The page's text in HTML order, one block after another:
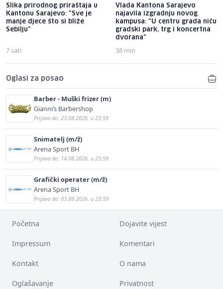
Slika prirodnog priraštaja u
Kantonu Sarajevo: "Sve je
manje djece što si bliže
Sebilju"
7 sati
Vlada Kantona Sarajevo
najavila izgradnju novog
kampusa: "U centru grada niču
gradski park, trg i koncertna
dvorana"
38 min
Oglasi za posao
Barber - Muški frizer (m)
Gianni’s Barbershop
Prijava do: 23.08.2026. u 23:59
Snimatelj (m/ž)
Arena Sport BH
Prijava do: 14.08.2026. u 23:59
Grafički operater (m/ž)
Arena Sport BH
Prijava do: 03.09.2026. u 23:59
Početna Dojavite vijest
Impressum Komentari
Kontakt O nama
Oglašavanje Privatnost